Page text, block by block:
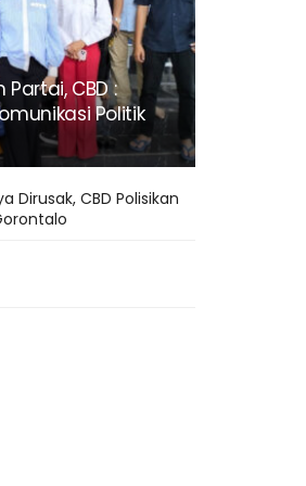
CBD :
Politik
Dirusak, CBD Polisikan